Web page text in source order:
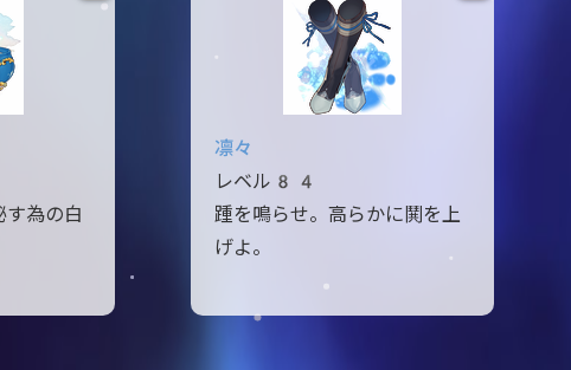
す為の白
凛々
レベル84
踵を鳴らせ。高らかに鬨を上
げよ。